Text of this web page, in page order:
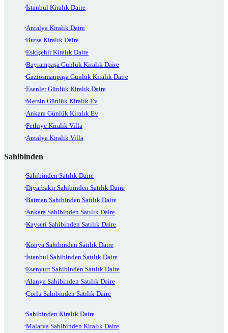
İstanbul Kiralık Daire
Antalya Kiralık Daire
Bursa Kiralık Daire
Eskişehir Kiralık Daire
Bayrampaşa Günlük Kiralık Daire
Gaziosmanpaşa Günlük Kiralık Daire
Esenler Günlük Kiralık Daire
Mersin Günlük Kiralık Ev
Ankara Günlük Kiralık Ev
Fethiye Kiralık Villa
Antalya Kiralık Villa
Sahibinden
Sahibinden Satılık Daire
Diyarbakır Sahibinden Satılık Daire
Batman Sahibinden Satılık Daire
Ankara Sahibinden Satılık Daire
Kayseri Sahibinden Satılık Daire
Konya Sahibinden Satılık Daire
İstanbul Sahibinden Satılık Daire
Esenyurt Sahibinden Satılık Daire
Alanya Sahibinden Satılık Daire
Çorlu Sahibinden Satılık Daire
Sahibinden Kiralık Daire
Malatya Sahibinden Kiralık Daire